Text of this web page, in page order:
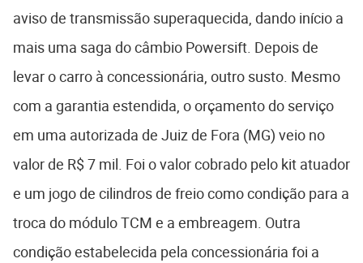
aviso de transmissão superaquecida, dando início a
mais uma saga do câmbio Powersift. Depois de
levar o carro à concessionária, outro susto. Mesmo
com a garantia estendida, o orçamento do serviço
em uma autorizada de Juiz de Fora (MG) veio no
valor de R$ 7 mil. Foi o valor cobrado pelo kit atuador
e um jogo de cilindros de freio como condição para a
troca do módulo TCM e a embreagem. Outra
condição estabelecida pela concessionária foi a